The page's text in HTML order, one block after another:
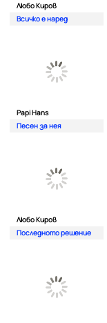
Любо Киров
Всичко е наред
Papi Hans
Песен за нея
Любо Киров
Последното решение